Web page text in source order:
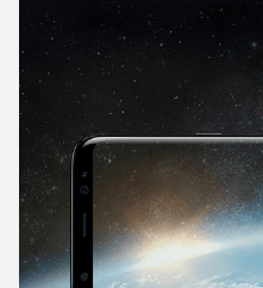
KONTAKT